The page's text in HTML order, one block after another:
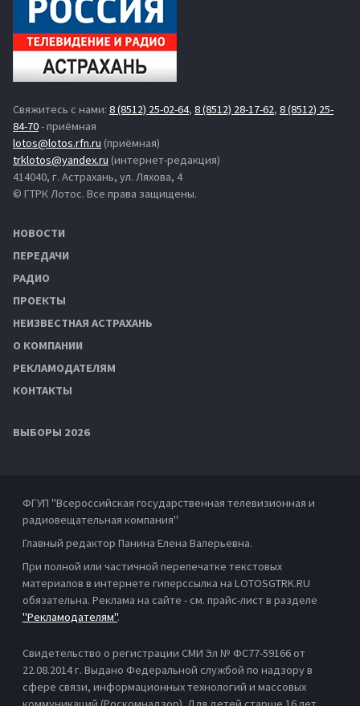
Свяжитесь с нами: 8 (8512) 25-02-64, 8 (8512) 28-17-62, 8 (8512) 25-
84-70- приёмная
lotos@lotos.rfn.ru (приёмная)
trklotos@yandex.ru (интернет-редакция)
414040, г. Астрахань, ул. Ляхова, 4
© ГТРК Лотос. Все права защищены.
НОВОСТИ
ПЕРЕДАЧИ
РАДИО
ПРОЕКТЫ
НЕИЗВЕСТНАЯ АСТРАХАНЬ
О КОМПАНИИ
РЕКЛАМОДАТЕЛЯМ
КОНТАКТЫ
ВЫБОРЫ 2026
ФГУП "Всероссийская государственная телевизионная и
радиовещательная компания"
Главный редактор Панина Елена Валерьевна.
При полной или частичной перепечатке текстовых
материалов в интернете гиперссылка на LOTOSGTRK.RU
обязательна. Реклама на сайте - см. прайс-лист в разделе
"Рекламодателям".
Свидетельство о регистрации СМИ Эл № ФС77-59166 от
22.08.2014 г. Выдано Федеральной службой по надзору в
сфере связи, информационных технологий и массовых